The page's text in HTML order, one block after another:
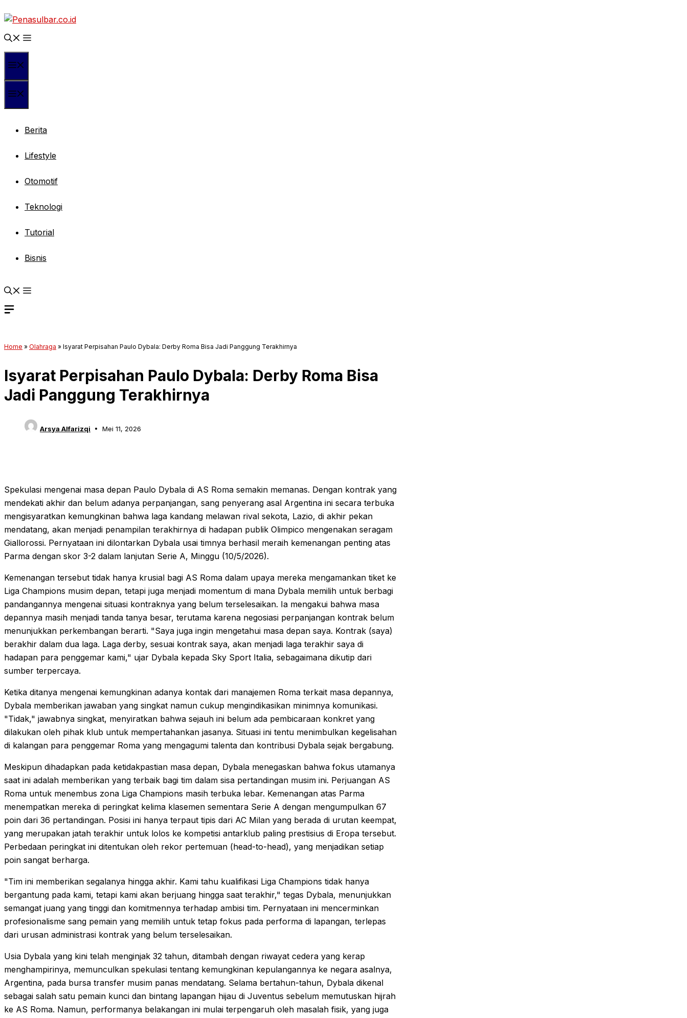
ke
isi
Berita
Lifestyle
Otomotif
Teknologi
Tutorial
Bisnis
Home » Olahraga » Isyarat Perpisahan Paulo Dybala: Derby Roma Bisa Jadi Panggung Terakhirnya
Isyarat Perpisahan Paulo Dybala: Derby Roma Bisa
Jadi Panggung Terakhirnya
Arsya Alfarizqi Mei 11, 2026
Spekulasi mengenai masa depan Paulo Dybala di AS Roma semakin memanas. Dengan kontrak yang
mendekati akhir dan belum adanya perpanjangan, sang penyerang asal Argentina ini secara terbuka
mengisyaratkan kemungkinan bahwa laga kandang melawan rival sekota, Lazio, di akhir pekan
mendatang, akan menjadi penampilan terakhirnya di hadapan publik Olimpico mengenakan seragam
Giallorossi. Pernyataan ini dilontarkan Dybala usai timnya berhasil meraih kemenangan penting atas
Parma dengan skor 3-2 dalam lanjutan Serie A, Minggu (10/5/2026).
Kemenangan tersebut tidak hanya krusial bagi AS Roma dalam upaya mereka mengamankan tiket ke
Liga Champions musim depan, tetapi juga menjadi momentum di mana Dybala memilih untuk berbagi
pandangannya mengenai situasi kontraknya yang belum terselesaikan. Ia mengakui bahwa masa
depannya masih menjadi tanda tanya besar, terutama karena negosiasi perpanjangan kontrak belum
menunjukkan perkembangan berarti. "Saya juga ingin mengetahui masa depan saya. Kontrak (saya)
berakhir dalam dua laga. Laga derby, sesuai kontrak saya, akan menjadi laga terakhir saya di
hadapan para penggemar kami," ujar Dybala kepada Sky Sport Italia, sebagaimana dikutip dari
sumber terpercaya.
Ketika ditanya mengenai kemungkinan adanya kontak dari manajemen Roma terkait masa depannya,
Dybala memberikan jawaban yang singkat namun cukup mengindikasikan minimnya komunikasi.
"Tidak," jawabnya singkat, menyiratkan bahwa sejauh ini belum ada pembicaraan konkret yang
dilakukan oleh pihak klub untuk mempertahankan jasanya. Situasi ini tentu menimbulkan kegelisahan
di kalangan para penggemar Roma yang mengagumi talenta dan kontribusi Dybala sejak bergabung.
Meskipun dihadapkan pada ketidakpastian masa depan, Dybala menegaskan bahwa fokus utamanya
saat ini adalah memberikan yang terbaik bagi tim dalam sisa pertandingan musim ini. Perjuangan AS
Roma untuk menembus zona Liga Champions masih terbuka lebar. Kemenangan atas Parma
menempatkan mereka di peringkat kelima klasemen sementara Serie A dengan mengumpulkan 67
poin dari 36 pertandingan. Posisi ini hanya terpaut tipis dari AC Milan yang berada di urutan keempat,
yang merupakan jatah terakhir untuk lolos ke kompetisi antarklub paling prestisius di Eropa tersebut.
Perbedaan peringkat ini ditentukan oleh rekor pertemuan (head-to-head), yang menjadikan setiap
poin sangat berharga.
"Tim ini memberikan segalanya hingga akhir. Kami tahu kualifikasi Liga Champions tidak hanya
bergantung pada kami, tetapi kami akan berjuang hingga saat terakhir," tegas Dybala, menunjukkan
semangat juang yang tinggi dan komitmennya terhadap ambisi tim. Pernyataan ini mencerminkan
profesionalisme sang pemain yang memilih untuk tetap fokus pada performa di lapangan, terlepas
dari urusan administrasi kontrak yang belum terselesaikan.
Usia Dybala yang kini telah menginjak 32 tahun, ditambah dengan riwayat cedera yang kerap
menghampirinya, memunculkan spekulasi tentang kemungkinan kepulangannya ke negara asalnya,
Argentina, pada bursa transfer musim panas mendatang. Selama bertahun-tahun, Dybala dikenal
sebagai salah satu pemain kunci dan bintang lapangan hijau di Juventus sebelum memutuskan hijrah
ke AS Roma. Namun, performanya belakangan ini mulai terpengaruh oleh masalah fisik, yang juga